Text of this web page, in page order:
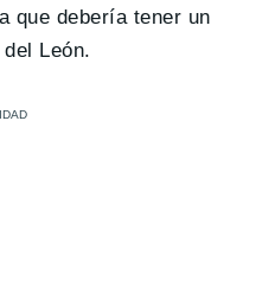
que debería tener un
León.